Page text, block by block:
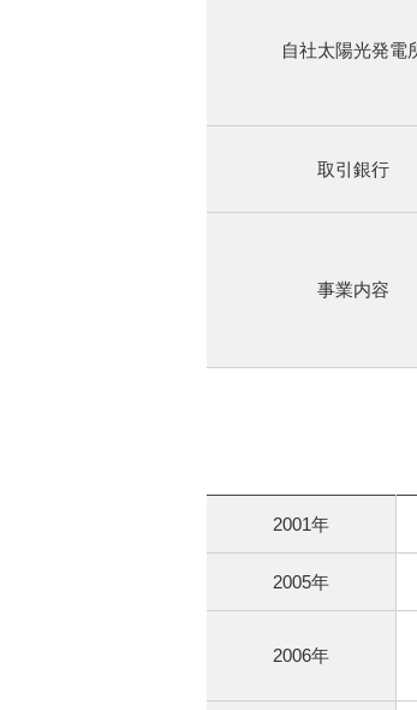
自社太陽光発電
取引銀行
事業内容
2001年
2005年
2006年